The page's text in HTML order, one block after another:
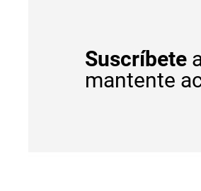
Suscríbete
mantente